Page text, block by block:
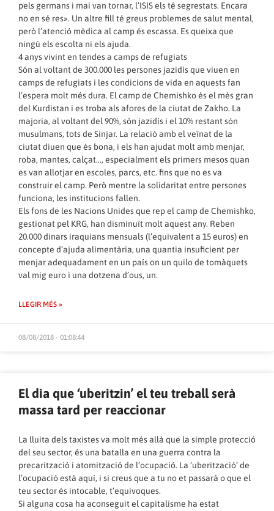
pels germans i mai van tornar, l’ISIS els té segrestats. Encara
no en sé res». Un altre fill té greus problemes de salut mental,
però l’atenció mèdica al camp és escassa. Es queixa que
ningú els escolta ni els ajuda.
4 anys vivint en tendes a camps de refugiats
Són al voltant de 300.000 les persones jazidís que viuen en
camps de refugiats i les condicions de vida en aquests fan
l’espera molt més dura. El camp de Chemishko és el més gran
del Kurdistan i es troba als afores de la ciutat de Zakho. La
majoria, al voltant del 90%, són jazidís i el 10% restant són
musulmans, tots de Sinjar. La relació amb el veïnat de la
ciutat diuen que és bona, i els han ajudat molt amb menjar,
roba, mantes, calçat…, especialment els primers mesos quan
es van allotjar en escoles, parcs, etc. fins que no es va
construir el camp. Però mentre la solidaritat entre persones
funciona, les institucions fallen.
Els fons de les Nacions Unides que rep el camp de Chemishko,
gestionat pel KRG, han disminuït molt aquest any. Reben
20.000 dinars iraquians mensuals (l’equivalent a 15 euros) en
concepte d’ajuda alimentària, una quantia insuficient per
menjar adequadament en un país on un quilo de tomàquets
val mig euro i una dotzena d’ous, un.
LLEGIR MÉS »
08/08/2018 - 01:08:44
El dia que ‘uberitzin’ el teu treball serà
massa tard per reaccionar
La lluita dels taxistes va molt més allà que la simple protecció
del seu sector, és una batalla en una guerra contra la
precarització i atomització de l’ocupació. La ‘uberització’ de
l’ocupació està aquí, i si creus que a tu no et passarà o que el
teu sector és intocable, t’equivoques.
Si alguna cosa ha aconseguit el capitalisme ha estat